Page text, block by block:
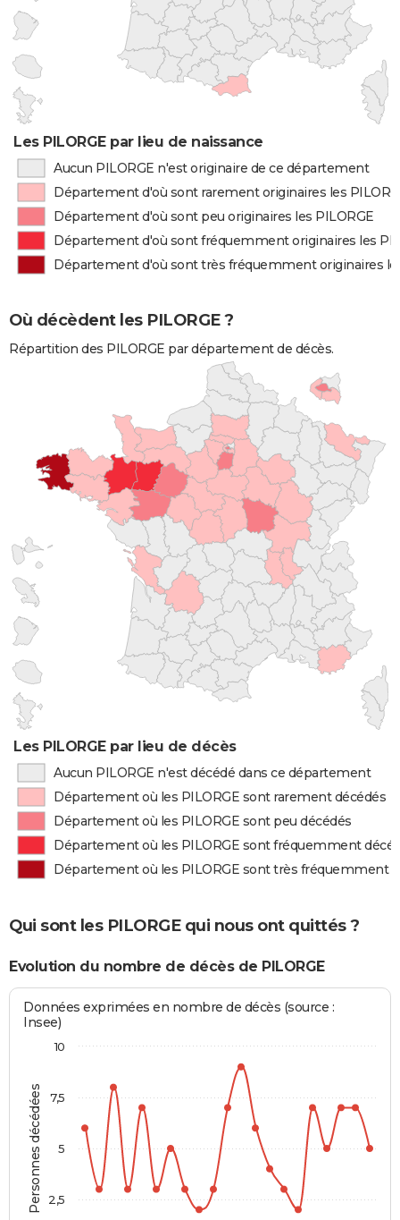
Les PILORGE par lieu de naissance
Aucun PILORGE n'est originaire de ce département
Département d'où sont rarement originaires les
Département d'où sont peu originaires les PILORGE
Département d'où sont fréquemment originaires les
Département d'où sont très fréquemment originaires
Où décèdent les PILORGE ?
Répartition des PILORGE par département de décès.
Les PILORGE par lieu de décès
Aucun PILORGE n'est décédé dans ce département
Département où les PILORGE sont rarement décédés
Département où les PILORGE sont peu décédés
Département où les PILORGE sont fréquemment
Département où les PILORGE sont très fréquemment
Qui sont les PILORGE qui nous ont quittés ?
Evolution du nombre de décès de PILORGE
Personnes décédées
Données exprimées en nombre de décès (source :
Insee)
10
2,5
5
7,5